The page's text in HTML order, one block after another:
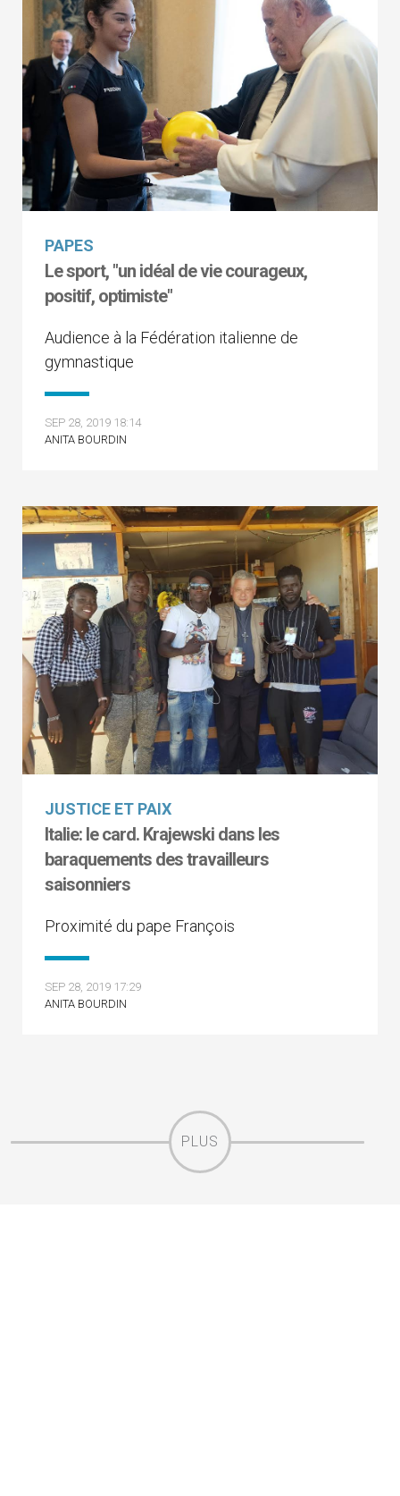
PAPES
Le sport, "un idéal de vie courageux,
positif, optimiste"
Audience à la Fédération italienne de
gymnastique
SEP 28, 2019 18:14
ANITA BOURDIN
JUSTICE ET PAIX
Italie: le card. Krajewski dans les
baraquements des travailleurs
saisonniers
Proximité du pape François
SEP 28, 2019 17:29
ANITA BOURDIN
PLUS